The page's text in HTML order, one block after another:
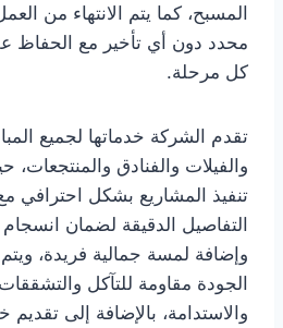
المسبح، كما يتم الانتهاء من
محدد دون أي تأخير مع الحفاظ
كل مرحلة.
تقدم الشركة خدماتها لجميع
والفيلات والفنادق والمنتجعات،
تنفيذ المشاريع بشكل احترافي
التفاصيل الدقيقة لضمان
وإضافة لمسة جمالية فريدة،
الجودة مقاومة للتآكل
والاستدامة، بالإضافة إلى